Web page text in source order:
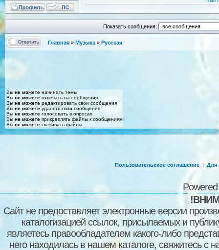
Показать сообщения:
Главная » Музыка » Русская
Вы не можете начинать темы
Вы не можете отвечать на сообщения
Вы не можете редактировать свои сообщения
Вы не можете удалять свои сообщения
Вы не можете голосовать в опросах
Вы не можете прикреплять файлы к сообщениям
Вы не можете скачивать файлы
Пользовательское соглашение | Для
Сайт не предоставляет электронные версии
каталогизацией ссылок, присылаемых и
являетесь правообладателем какого-либо
него находилась в нашем каталоге, свяжитесь